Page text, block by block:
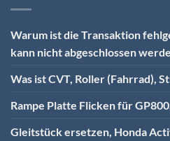
Warum ist die Transaktion
kann nicht abgeschlossen
Was ist CVT, Roller (Fahrrad),
Rampe Platte Flicken für
Gleitstück ersetzen, Honda